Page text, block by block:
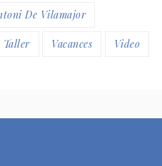
De Vilamajor
Taller Vacances Video